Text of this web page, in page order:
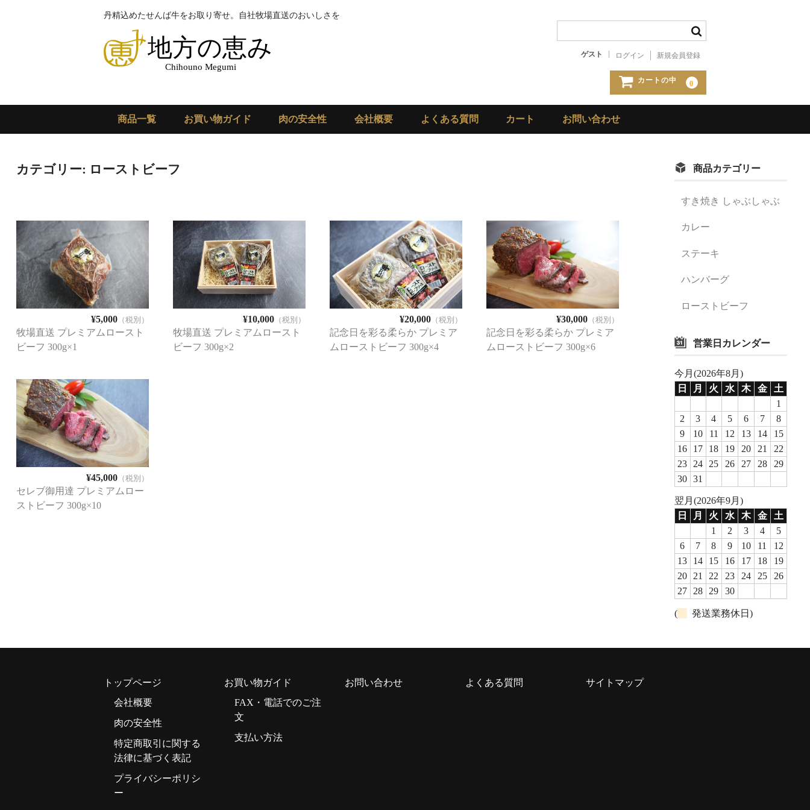
丹精込めたせんば牛をお取り寄せ。自社牧場直送のおいしさを
ゲスト ログイン 新規会員登録
カートの中 0
商品一覧 お買い物ガイド 肉の安全性 会社概要 よくある質問 カート お問い合わせ
カテゴリー: ローストビーフ
¥5,000（税別）
牧場直送 プレミアムロースト
ビーフ 300g×1
¥10,000（税別）
牧場直送 プレミアムロースト
ビーフ 300g×2
¥20,000（税別）
記念日を彩る柔らか プレミア
ムローストビーフ 300g×4
¥30,000（税別）
記念日を彩る柔らか プレミア
ムローストビーフ 300g×6
¥45,000（税別）
セレブ御用達 プレミアムロー
ストビーフ 300g×10
商品カテゴリー
すき焼き しゃぶしゃぶ
カレー
ステーキ
ハンバーグ
ローストビーフ
営業日カレンダー
今月(2026年8月)
日
月 火 水 木 金
土
1
2
3 4 5 6 7
8
9
10 11 12 13 14
15
16
17 18 19 20 21
22
23
24 25 26 27 28
29
30 31
翌月(2026年9月)
日
月 火 水 木 金
土
1
2 3 4
5
6
7 8 9 10 11
12
13
14 15 16 17 18
19
20
21 22 23 24 25
26
27
28 29 30
( 発送業務休日)
トップページ
会社概要
肉の安全性
特定商取引に関する
法律に基づく表記
プライバシーポリシ
ー
お買い物ガイド
FAX・電話でのご注
文
支払い方法
お問い合わせ よくある質問 サイトマップ